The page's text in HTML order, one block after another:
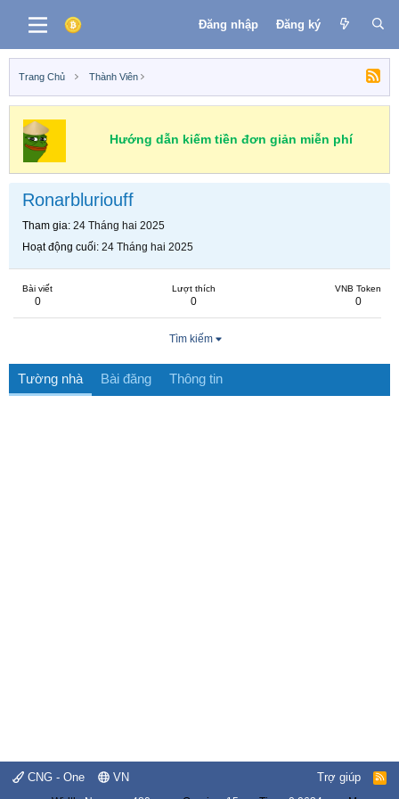
Đăng nhập Đăng ký
Trang Chủ Thành Viên
Hướng dẫn kiếm tiền đơn giản miễn phí
Ronarbluriouff
Tham gia 24 Tháng hai 2025
Hoạt động cuối 24 Tháng hai 2025
Bài viết
0
Lượt thích
0
VNB Token
0
Tìm kiếm
Tường nhà Bài đăng Thông tin
CNG - One VN Trợ giúp
R